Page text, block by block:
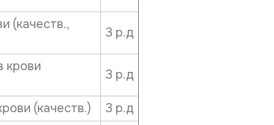
(качеств.,
3 р.д
крови
3 р.д
(качеств.)
3 р.д